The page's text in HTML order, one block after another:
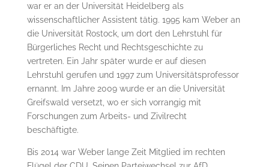
war er an der Universität Heidelberg als
wissenschaftlicher Assistent tätig. 1995 kam Weber an
die Universität Rostock, um dort den Lehrstuhl für
Bürgerliches Recht und Rechtsgeschichte zu
vertreten. Ein Jahr später wurde er auf diesen
Lehrstuhl gerufen und 1997 zum Universitätsprofessor
ernannt. Im Jahre 2009 wurde er an die Universität
Greifswald versetzt, wo er sich vorrangig mit
Forschungen zum Arbeits- und Zivilrecht
beschäftigte.
Bis 2014 war Weber lange Zeit Mitglied im rechten